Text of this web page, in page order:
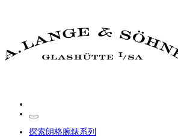
探索朗格腕錶系列